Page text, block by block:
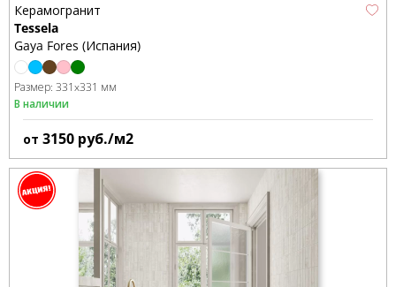
Керамогранит
Tessela
Gaya Fores (Испания)
Размер: 331x331 мм
В наличии
от 3150 руб./м2